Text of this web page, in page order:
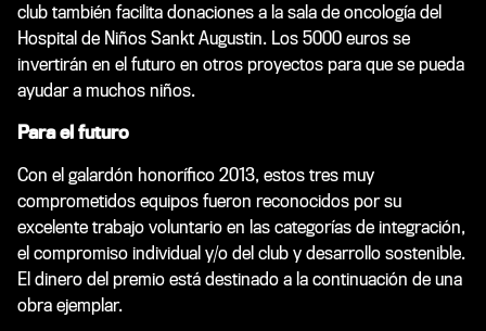
club también facilita donaciones a la sala de oncología del
Hospital de Niños Sankt Augustin. Los 5000 euros se
invertirán en el futuro en otros proyectos para que se pueda
ayudar a muchos niños.
Para el futuro
Con el galardón honorífico 2013, estos tres muy
comprometidos equipos fueron reconocidos por su
excelente trabajo voluntario en las categorías de integración,
el compromiso individual y/o del club y desarrollo sostenible.
El dinero del premio está destinado a la continuación de una
obra ejemplar.